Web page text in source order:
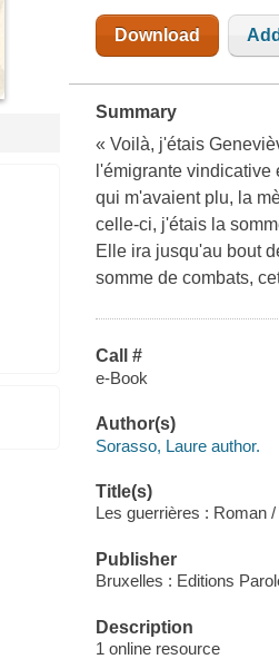
Download
Summary
« Voilà, j'étais
l'émigrante
qui m'avaient plu, la
celle-ci, j'étais la
Elle ira jusqu'au bout
somme de combats,
Call #
e-Book
Author(s)
Sorasso, Laure author.
Title(s)
Les guerrières : Roman
Publisher
Bruxelles : Editions
Description
1 online resource